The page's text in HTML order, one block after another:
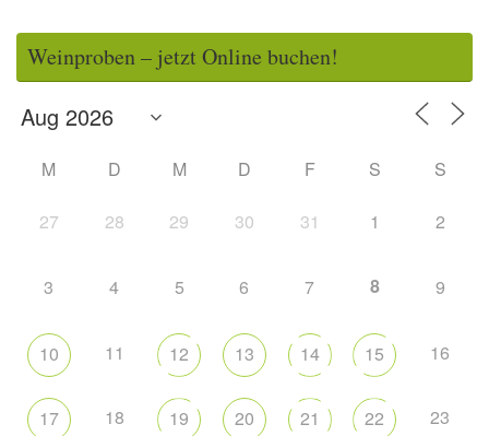
Weinproben – jetzt Online buchen!
M D M D F S S
27 28 29 30 31 1 2
3 4 5 6 7 8 9
10 11 12 13 14 15 16
17 18 19 20 21 22 23